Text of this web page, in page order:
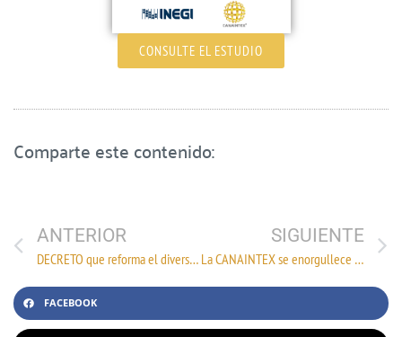
CONSULTE EL ESTUDIO
Comparte este contenido:
FACEBOOK
ANTERIOR
DECRETO que reforma el diverso por el que se establecen distintos Programas de Promoción Sectorial.
SIGUIENTE
La CANAINTEX se enorgullece en presentar su billete de la Lotería Nacional por su 87 aniversario